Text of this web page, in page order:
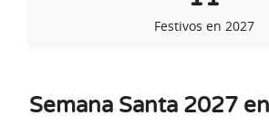
Festivos en 2027
Semana Santa 2027